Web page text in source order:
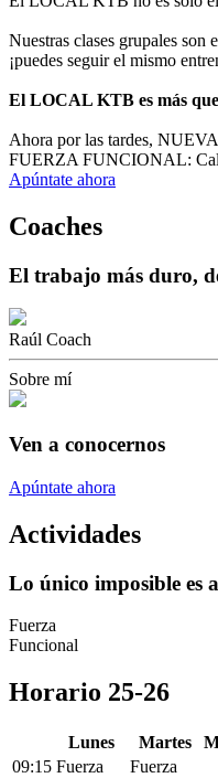
Nuestras clases grupales son
¡puedes seguir el mismo
El LOCAL KTB es más
Ahora por las tardes,
FUERZA FUNCIONAL:
Apúntate ahora
Coaches
El trabajo más duro,
Raúl Coach
Sobre mí
Ven a conocernos
Apúntate ahora
Actividades
Lo único imposible es
Fuerza
Funcional
Horario 25-26
Lunes Martes
09:15 Fuerza Fuerza